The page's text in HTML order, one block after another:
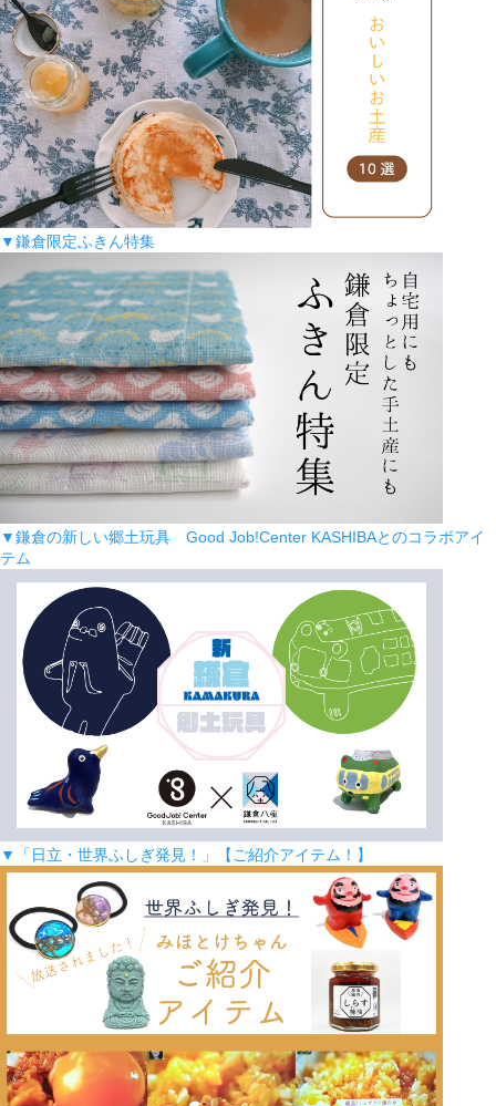
▼鎌倉限定ふきん特集
▼鎌倉の新しい郷土玩具 Good Job!Center KASHIBAとのコラボアイ
テム
▼「日立・世界ふしぎ発見！」【ご紹介アイテム！】